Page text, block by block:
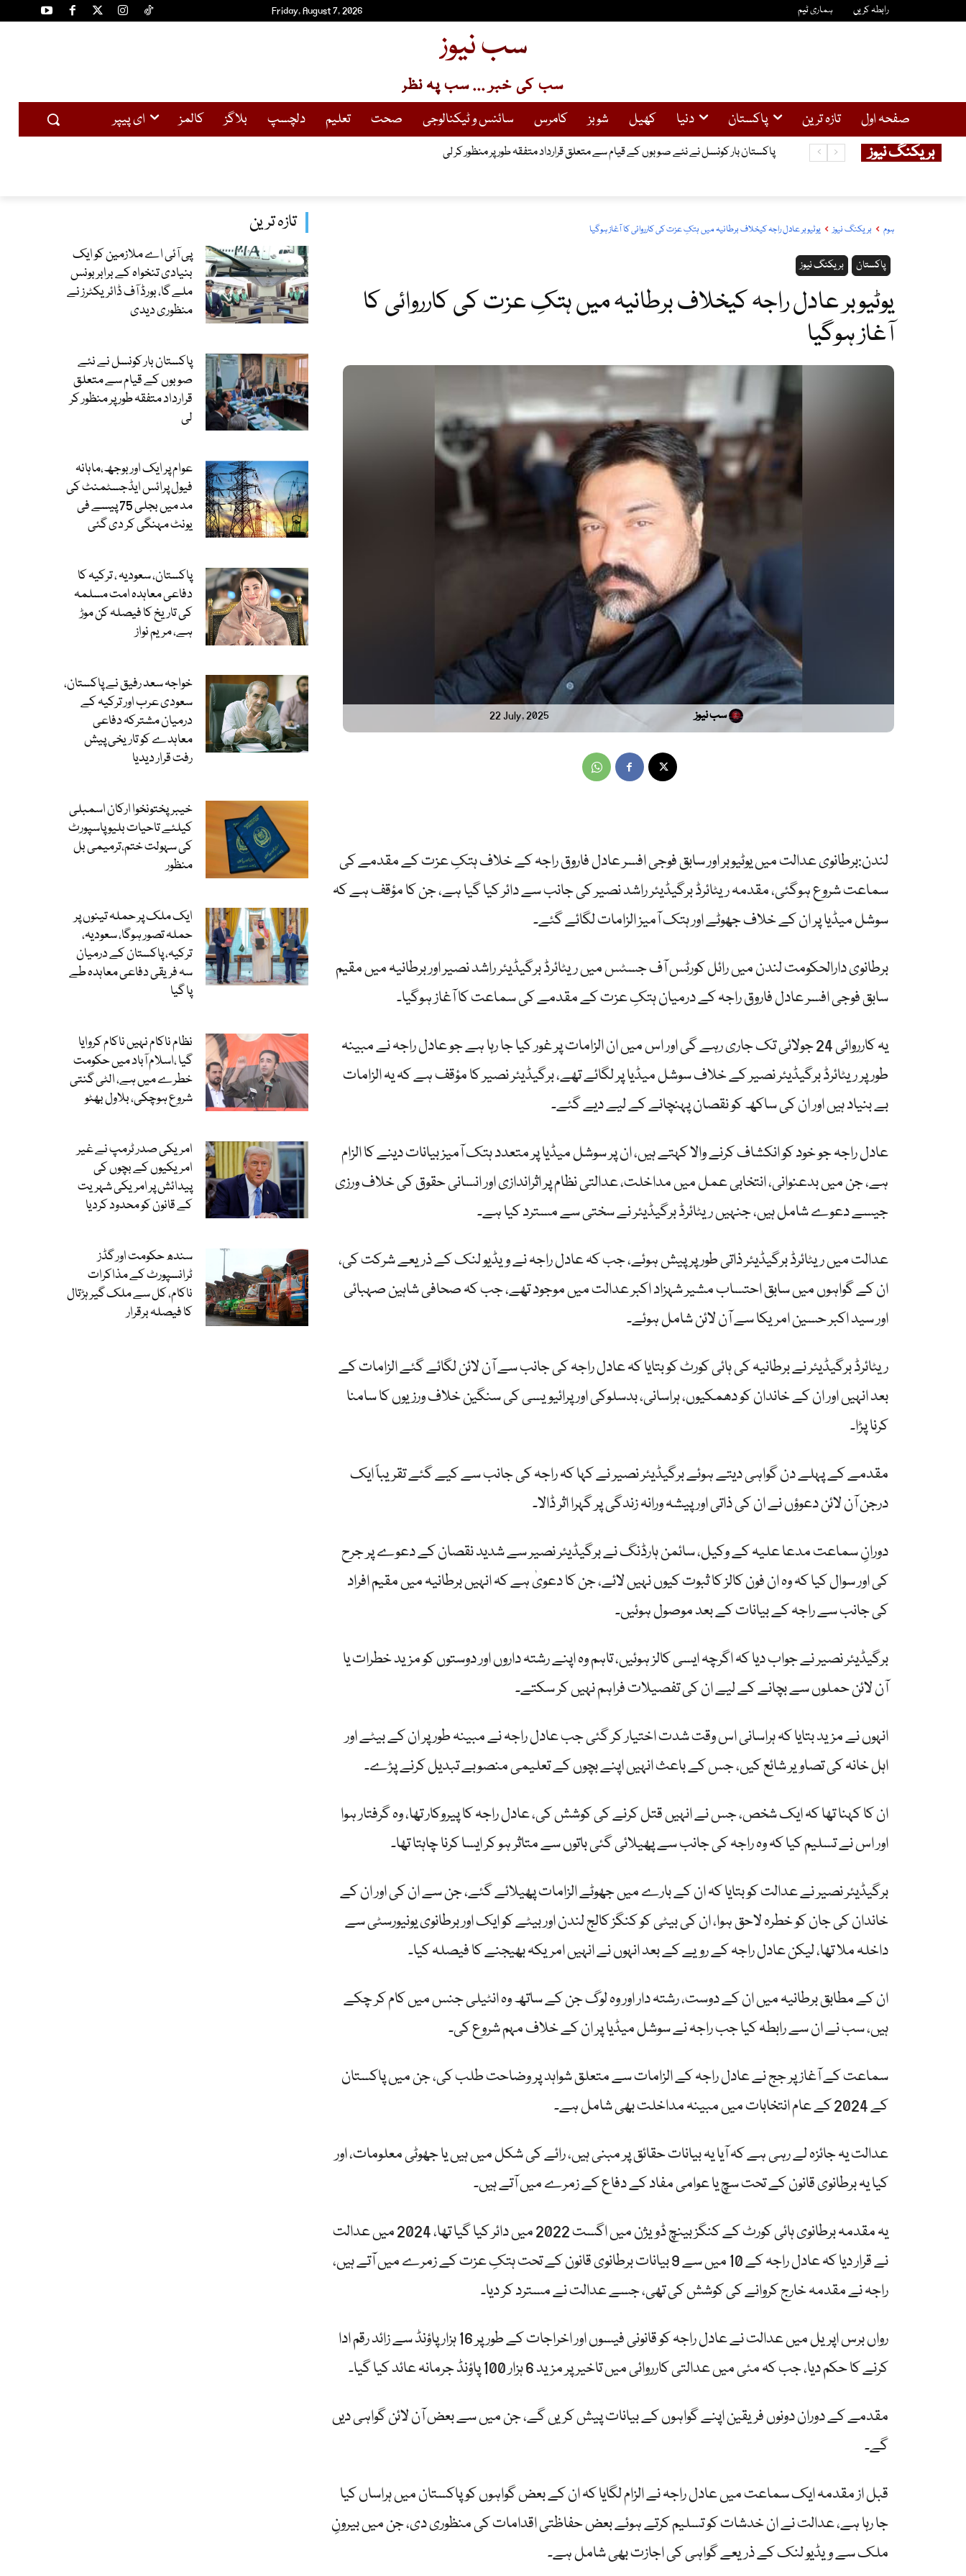
Friday, August 7, 2026 رابطہ کریں ہماری ٹیم
سب نیوز
سب کی خبر ... سب پہ نظر
صفحہ اول تازہ ترین پاکستان دنیا کھیل شوبز کامرس سائنس و ٹیکنالوجی صحت تعلیم دلچسپ بلاگز کالمز ای پیپر
بریکنگ نیوز پاکستان بار کونسل نے نئے صوبوں کے قیام سے متعلق قرارداد متفقہ طور پر منظور کر لی
عوام پر ایک اور بوجھ،ماہانہ فیول پرائس ایڈجسٹمنٹ کی مد میں بجلی 75 پیسے فی یونٹ مہنگی کر دی گئی
تازہ ترین
پی آئی اے ملازمین کو ایک
بنیادی تنخواہ کے برابر بونس
ملے گا، بورڈ آف ڈائریکٹرز نے
منظوری دیدی
پاکستان بار کونسل نے نئے
صوبوں کے قیام سے متعلق
قرارداد متفقہ طور پر منظور کر
لی
عوام پر ایک اور بوجھ،ماہانہ
فیول پرائس ایڈجسٹمنٹ کی
مد میں بجلی 75 پیسے فی
یونٹ مہنگی کر دی گئی
پاکستان، سعودیہ ، ترکیہ کا
دفاعی معاہدہ امت مسلمہ
کی تاریخ کا فیصلہ کن موڑ
ہے، مریم نواز
خواجہ سعد رفیق نے پاکستان،
سعودی عرب اور ترکیہ کے
درمیان مشترکہ دفاعی
معاہدے کو تاریخی پیش
رفت قرار دیدیا
خیبرپختونخوا ارکان اسمبلی
کیلئے تاحیات بلیو پاسپورٹ
کی سہولت ختم،ترمیمی بل
منظور
ایک ملک پر حملہ تینوں پر
حملہ تصور ہوگا، سعودیہ،
ترکیہ، پاکستان کے درمیان
سہ فریقی دفاعی معاہدہ طے
پا گیا
نظام ناکام نہیں ناکام کروایا
گیا ،اسلام آباد میں حکومت
خطرے میں ہے، الٹی گنتی
شروع ہوچکی، بلاول بھٹو
امریکی صدر ٹرمپ نے غیر
امریکیوں کے بچوں کی
پیدائش پر امریکی شہریت
کے قانون کو محدود کردیا
سندھ حکومت اور گڈز
ٹرانسپورٹ کے مذاکرات
ناکام، کل سے ملک گیر ہڑتال
کا فیصلہ برقرار
ہوم بریکنگ نیوز یوٹیوبر عادل راجہ کیخلاف برطانیہ میں ہتکِ عزت کی کارروائی کا آغاز ہوگیا
بریکنگ نیوز پاکستان
یوٹیوبر عادل راجہ کیخلاف برطانیہ میں ہتکِ عزت کی کارروائی کا
آغاز ہوگیا
22 July, 2025 سب نیوز
لندن:برطانوی عدالت میں یوٹیوبر اور سابق فوجی افسر عادل فاروق راجہ کے خلاف ہتکِ عزت کے مقدمے کی
سماعت شروع ہوگئی، مقدمہ ریٹائرڈ برگیڈیئر راشد نصیر کی جانب سے دائر کیا گیا ہے، جن کا مؤقف ہے کہ
سوشل میڈیا پر ان کے خلاف جھوٹے اور ہتک آمیز الزامات لگائے گئے۔
برطانوی دارالحکومت لندن میں رائل کورٹس آف جسٹس میں ریٹائرڈ برگیڈیئر راشد نصیر اور برطانیہ میں مقیم
سابق فوجی افسر عادل فاروق راجہ کے درمیان ہتکِ عزت کے مقدمے کی سماعت کا آغاز ہوگیا۔
یہ کارروائی 24 جولائی تک جاری رہے گی اور اس میں ان الزامات پر غور کیا جا رہا ہے جو عادل راجہ نے مبینہ
طور پر ریٹائرڈ برگیڈیئر نصیر کے خلاف سوشل میڈیا پر لگائے تھے، برگیڈیئر نصیر کا مؤقف ہے کہ یہ الزامات
بے بنیاد ہیں اور ان کی ساکھ کو نقصان پہنچانے کے لیے دیے گئے۔
عادل راجہ جو خود کو انکشاف کرنے والا کہتے ہیں، ان پر سوشل میڈیا پر متعدد ہتک آمیز بیانات دینے کا الزام
ہے، جن میں بدعنوانی، انتخابی عمل میں مداخلت، عدالتی نظام پر اثراندازی اور انسانی حقوق کی خلاف ورزی
جیسے دعوے شامل ہیں، جنہیں ریٹائرڈ برگیڈیئر نے سختی سے مسترد کیا ہے۔
عدالت میں ریٹائرڈ برگیڈیئر ذاتی طور پر پیش ہوئے، جب کہ عادل راجہ نے ویڈیو لنک کے ذریعے شرکت کی،
ان کے گواہوں میں سابق احتساب مشیر شہزاد اکبر عدالت میں موجود تھے، جب کہ صحافی شاہین صہبائی
اور سید اکبر حسین امریکا سے آن لائن شامل ہوئے۔
ریٹائرڈ برگیڈیئر نے برطانیہ کی ہائی کورٹ کو بتایا کہ عادل راجہ کی جانب سے آن لائن لگائے گئے الزامات کے
بعد انہیں اور ان کے خاندان کو دھمکیوں، ہراسانی، بدسلوکی اور پرائیویسی کی سنگین خلاف ورزیوں کا سامنا
کرنا پڑا۔
مقدمے کے پہلے دن گواہی دیتے ہوئے برگیڈیئر نصیر نے کہا کہ راجہ کی جانب سے کیے گئے تقریباً ایک
درجن آن لائن دعوؤں نے ان کی ذاتی اور پیشہ ورانہ زندگی پر گہرا اثر ڈالا۔
دورانِ سماعت مدعا علیہ کے وکیل، سائمن ہارڈنگ نے برگیڈیئر نصیر سے شدید نقصان کے دعوے پر جرح
کی اور سوال کیا کہ وہ ان فون کالز کا ثبوت کیوں نہیں لائے، جن کا دعویٰ ہے کہ انہیں برطانیہ میں مقیم افراد
کی جانب سے راجہ کے بیانات کے بعد موصول ہوئیں۔
برگیڈیئر نصیر نے جواب دیا کہ اگرچہ ایسی کالز ہوئیں، تاہم وہ اپنے رشتہ داروں اور دوستوں کو مزید خطرات یا
آن لائن حملوں سے بچانے کے لیے ان کی تفصیلات فراہم نہیں کر سکتے۔
انہوں نے مزید بتایا کہ ہراسانی اس وقت شدت اختیار کر گئی جب عادل راجہ نے مبینہ طور پر ان کے بیٹے اور
اہل خانہ کی تصاویر شائع کیں، جس کے باعث انہیں اپنے بچوں کے تعلیمی منصوبے تبدیل کرنے پڑے۔
ان کا کہنا تھا کہ ایک شخص، جس نے انہیں قتل کرنے کی کوشش کی، عادل راجہ کا پیروکار تھا، وہ گرفتار ہوا
اور اس نے تسلیم کیا کہ وہ راجہ کی جانب سے پھیلائی گئی باتوں سے متاثر ہو کر ایسا کرنا چاہتا تھا۔
برگیڈیئر نصیر نے عدالت کو بتایا کہ ان کے بارے میں جھوٹے الزامات پھیلائے گئے، جن سے ان کی اور ان کے
خاندان کی جان کو خطرہ لاحق ہوا، ان کی بیٹی کو کنگز کالج لندن اور بیٹے کو ایک اور برطانوی یونیورسٹی سے
داخلہ ملا تھا، لیکن عادل راجہ کے رویے کے بعد انہوں نے انہیں امریکہ بھیجنے کا فیصلہ کیا۔
ان کے مطابق برطانیہ میں ان کے دوست، رشتہ دار اور وہ لوگ جن کے ساتھ وہ انٹیلی جنس میں کام کر چکے
ہیں، سب نے ان سے رابطہ کیا جب راجہ نے سوشل میڈیا پر ان کے خلاف مہم شروع کی۔
سماعت کے آغاز پر جج نے عادل راجہ کے الزامات سے متعلق شواہد پر وضاحت طلب کی، جن میں پاکستان
کے 2024 کے عام انتخابات میں مبینہ مداخلت بھی شامل ہے۔
عدالت یہ جائزہ لے رہی ہے کہ آیا یہ بیانات حقائق پر مبنی ہیں، رائے کی شکل میں ہیں یا جھوٹی معلومات، اور
کیا یہ برطانوی قانون کے تحت سچ یا عوامی مفاد کے دفاع کے زمرے میں آتے ہیں۔
یہ مقدمہ برطانوی ہائی کورٹ کے کنگز بینچ ڈویژن میں اگست 2022 میں دائر کیا گیا تھا، 2024 میں عدالت
نے قرار دیا کہ عادل راجہ کے 10 میں سے 9 بیانات برطانوی قانون کے تحت ہتکِ عزت کے زمرے میں آتے ہیں،
راجہ نے مقدمہ خارج کروانے کی کوشش کی تھی، جسے عدالت نے مسترد کر دیا۔
رواں برس اپریل میں عدالت نے عادل راجہ کو قانونی فیسوں اور اخراجات کے طور پر 16 ہزار پاؤنڈ سے زائد رقم ادا
کرنے کا حکم دیا، جب کہ مئی میں عدالتی کارروائی میں تاخیر پر مزید 6 ہزار 100 پاؤنڈ جرمانہ عائد کیا گیا۔
مقدمے کے دوران دونوں فریقین اپنے گواہوں کے بیانات پیش کریں گے، جن میں سے بعض آن لائن گواہی دیں
گے۔
قبل از مقدمہ ایک سماعت میں عادل راجہ نے الزام لگایا کہ ان کے بعض گواہوں کو پاکستان میں ہراساں کیا
جا رہا ہے، عدالت نے ان خدشات کو تسلیم کرتے ہوئے بعض حفاظتی اقدامات کی منظوری دی، جن میں بیرونِ
ملک سے ویڈیو لنک کے ذریعے گواہی کی اجازت بھی شامل ہے۔